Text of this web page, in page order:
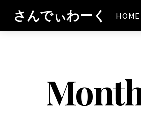
さんでぃわーく HOME